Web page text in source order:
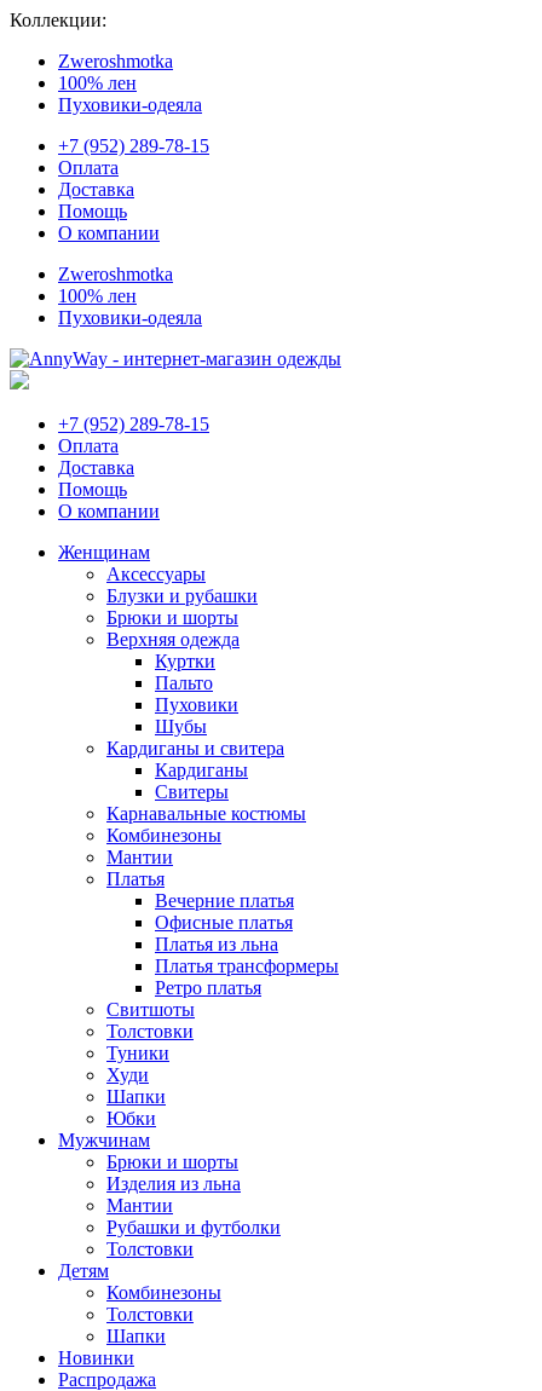
Коллекции:
Zweroshmotka
100% лен
Пуховики-одеяла
+7 (952) 289-78-15
Оплата
Доставка
Помощь
О компании
Zweroshmotka
100% лен
Пуховики-одеяла
+7 (952) 289-78-15
Оплата
Доставка
Помощь
О компании
Женщинам
Аксессуары
Блузки и рубашки
Брюки и шорты
Верхняя одежда
Куртки
Пальто
Пуховики
Шубы
Кардиганы и свитера
Кардиганы
Свитеры
Карнавальные костюмы
Комбинезоны
Мантии
Платья
Вечерние платья
Офисные платья
Платья из льна
Платья трансформеры
Ретро платья
Свитшоты
Толстовки
Туники
Худи
Шапки
Юбки
Мужчинам
Брюки и шорты
Изделия из льна
Мантии
Рубашки и футболки
Толстовки
Детям
Комбинезоны
Толстовки
Шапки
Новинки
Распродажа